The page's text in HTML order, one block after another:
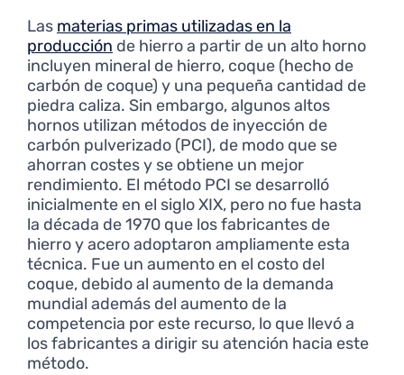
Las materias primas utilizadas en la
producción de hierro a partir de un alto horno
incluyen mineral de hierro, coque (hecho de
carbón de coque) y una pequeña cantidad de
piedra caliza. Sin embargo, algunos altos
hornos utilizan métodos de inyección de
carbón pulverizado (PCI), de modo que se
ahorran costes y se obtiene un mejor
rendimiento. El método PCI se desarrolló
inicialmente en el siglo XIX, pero no fue hasta
la década de 1970 que los fabricantes de
hierro y acero adoptaron ampliamente esta
técnica. Fue un aumento en el costo del
coque, debido al aumento de la demanda
mundial además del aumento de la
competencia por este recurso, lo que llevó a
los fabricantes a dirigir su atención hacia este
método.